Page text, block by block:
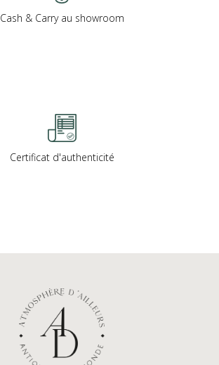
Cash & Carry au showroom
Certificat d'authenticité